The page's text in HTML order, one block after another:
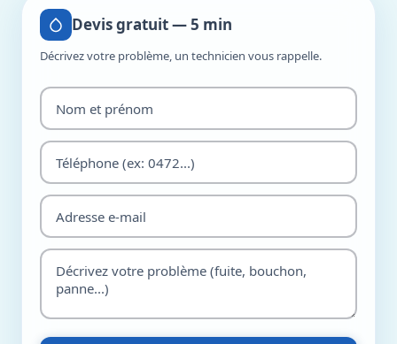
Devis gratuit — 5 min
Décrivez votre problème, un technicien vous rappelle.